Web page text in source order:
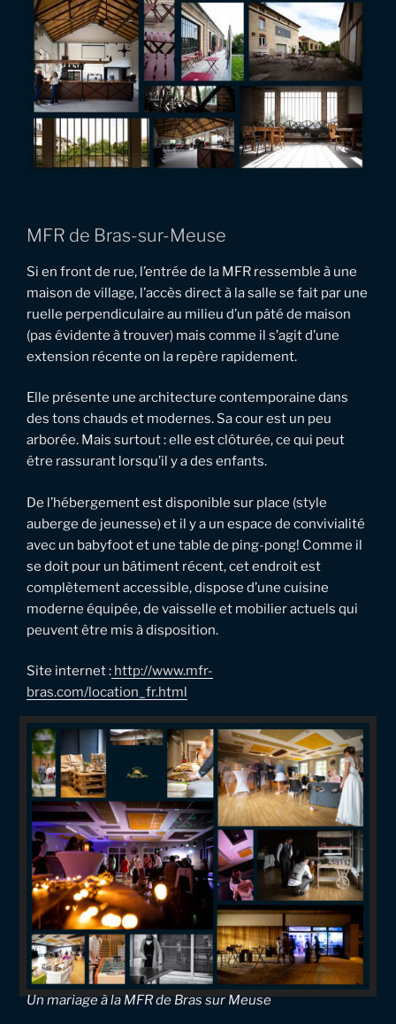
MFR de Bras-sur-Meuse
Si en front de rue, l’entrée de la MFR ressemble à une
maison de village, l’accès direct à la salle se fait par une
ruelle perpendiculaire au milieu d’un pâté de maison
(pas évidente à trouver) mais comme il s’agit d’une
extension récente on la repère rapidement.
Elle présente une architecture contemporaine dans
des tons chauds et modernes. Sa cour est un peu
arborée. Mais surtout : elle est clôturée, ce qui peut
être rassurant lorsqu’il y a des enfants.
De l’hébergement est disponible sur place (style
auberge de jeunesse) et il y a un espace de convivialité
avec un babyfoot et une table de ping-pong! Comme il
se doit pour un bâtiment récent, cet endroit est
complètement accessible, dispose d’une cuisine
moderne équipée, de vaisselle et mobilier actuels qui
peuvent être mis à disposition.
Site internet : http://www.mfr-
bras.com/location_fr.html
Un mariage à la MFR de Bras sur Meuse